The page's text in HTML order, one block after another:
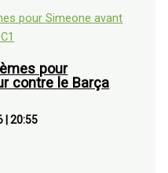
pour
contre le Barça
|20:55